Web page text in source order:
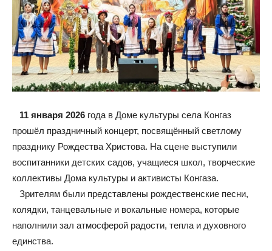
11 января 2026 года в Доме культуры села Конгаз
прошёл праздничный концерт, посвящённый светлому
празднику Рождества Христова. На сцене выступили
воспитанники детских садов, учащиеся школ, творческие
коллективы Дома культуры и активисты Конгаза.
Зрителям были представлены рождественские песни,
колядки, танцевальные и вокальные номера, которые
наполнили зал атмосферой радости, тепла и духовного
единства.